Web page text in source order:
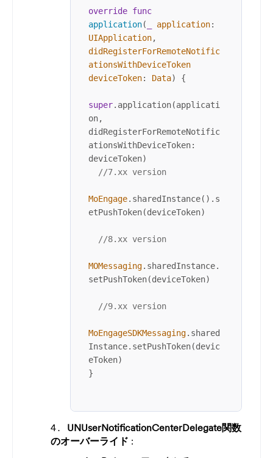
override func
application( application:
UIApplication,
didRegisterForRemoteNotific
ationsWithDeviceToken
deviceToken: Data) {
super.application(applicati
on,
didRegisterForRemoteNotific
ationsWithDeviceToken:
deviceToken)
//7.xx version
MoEngage.sharedInstance().s
etPushToken(deviceToken)
//8.xx version
MOMessaging.sharedInstance.
setPushToken(deviceToken)
//9.xx version
MoEngageSDKMessaging.shared
Instance.setPushToken(devic
eToken)
}
UNUserNotificationCenterDelegate関数
のオーバーライド :